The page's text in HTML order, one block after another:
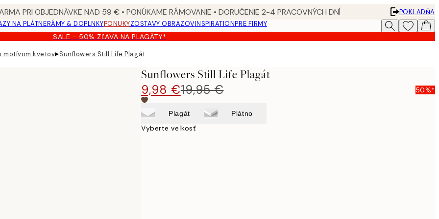
PRI OBJEDNÁVKE NAD 59 € • PONÚKAME RÁMOVANIE • DORUČENIE 2-4 PRACOVNÝCH DNÍ
POKLADŇA
NA PLÁTNERÁMY & DOPLNKYPONUKYZOSTAVY OBRAZOVINSPIRATIONPRE FIRMY
SALE - 50% ZĽAVA NA PLAGÁTY*
motívom kvetov▸Sunflowers Still Life Plagát
Sunflowers Still Life Plagát
9,98 €19,95 € 50%*
Plagát Plátno
Vyberte veľkosť